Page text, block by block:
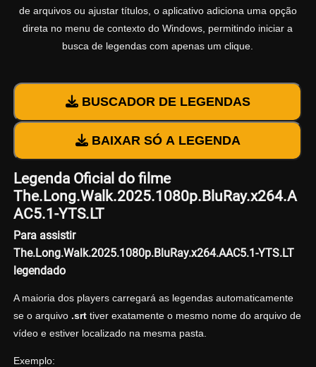
de arquivos ou ajustar títulos, o aplicativo adiciona uma opção
direta no menu de contexto do Windows, permitindo iniciar a
busca de legendas com apenas um clique.
BUSCADOR DE LEGENDAS
BAIXAR SÓ A LEGENDA
Legenda Oficial do filme
The.Long.Walk.2025.1080p.BluRay.x264.A
AC5.1-YTS.LT
Para assistir
The.Long.Walk.2025.1080p.BluRay.x264.AAC5.1-YTS.LT
legendado
A maioria dos players carregará as legendas automaticamente
se o arquivo .srttiver exatamente o mesmo nome do arquivo de
vídeo e estiver localizado na mesma pasta.
Exemplo: